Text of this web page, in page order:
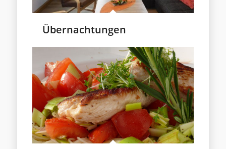
Übernachtungen